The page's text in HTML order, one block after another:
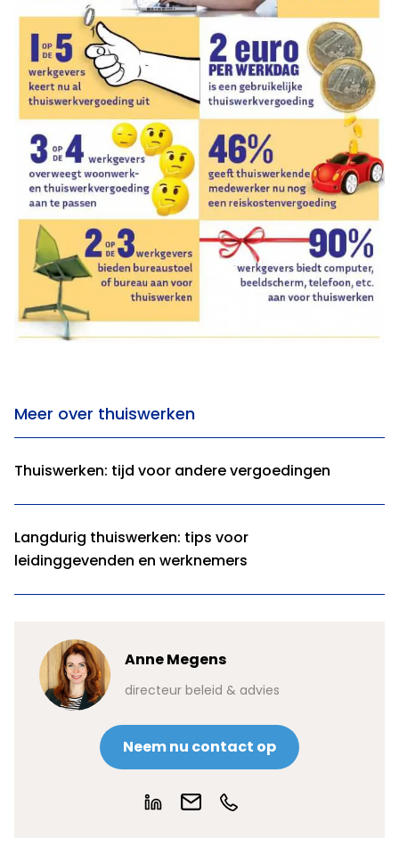
Meer over thuiswerken
Thuiswerken: tijd voor andere vergoedingen
Langdurig thuiswerken: tips voor
leidinggevenden en werknemers
Anne Megens
directeur beleid & advies
Neem nu contact op